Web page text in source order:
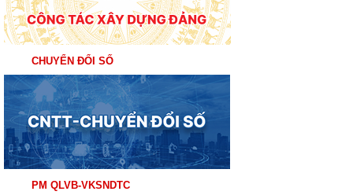
CHUYỂN ĐỔI SỐ
PM QLVB-VKSNDTC